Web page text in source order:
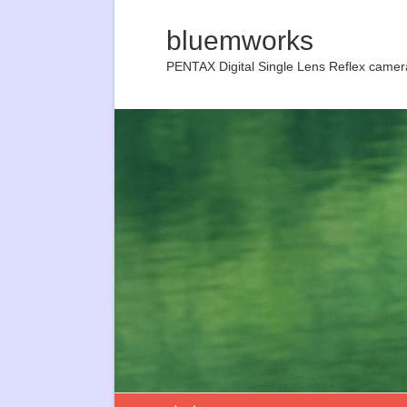
bluemworks
PENTAX Digital Single Lens Reflex